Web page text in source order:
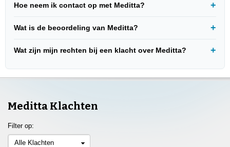
Hoe neem ik contact op met Meditta?
Wat is de beoordeling van Meditta?
Wat zijn mijn rechten bij een klacht over Meditta?
Meditta Klachten
Filter op:
Alle Klachten